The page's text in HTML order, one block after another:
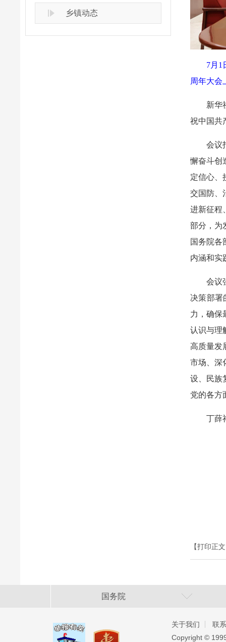
乡镇动态
7月1
周年大会
新华
祝中国共
会议
懈奋斗创
定信心、
交国防、
进新征程
部分，为
国务院各
内涵和实
会议
决策部署
力，确保
认识与理
高质量发
市场、深
设、民族
党的各方
丁薛
【打印正
国务院
关于我们
联
Copyright ©️